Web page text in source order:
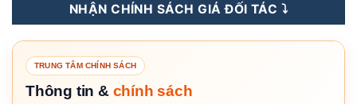
NHẬN CHÍNH SÁCH GIÁ ĐỐI TÁC ⤵️
TRUNG TÂM CHÍNH SÁCH
Thông tin & chính sách